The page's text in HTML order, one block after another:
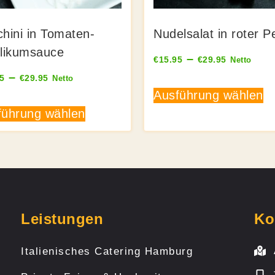
in Tomaten-
– €29.95 Netto
wählen
Nudelsalat in roter
€15.95 – €29.95 Netto
Ausführung wählen
Leistungen
Italienisches Catering Hamburg